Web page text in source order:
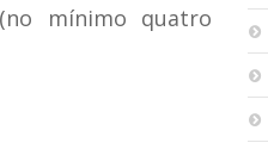
mínimo quatro